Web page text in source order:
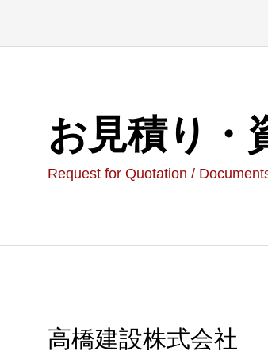
お見積り・
Request for Quotation /
高橋建設株式会社